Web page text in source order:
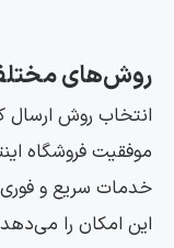
روش‌های مختلف
انتخاب روش ارسال
موفقیت فروشگاه
خدمات سریع و فوری
این امکان را می‌دهد